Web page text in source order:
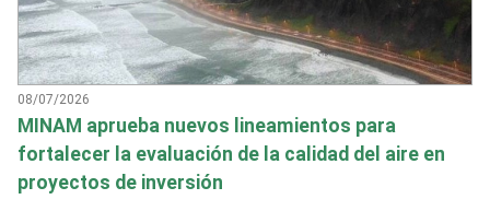
08/07/2026
MINAM aprueba nuevos lineamientos para
fortalecer la evaluación de la calidad del aire en
proyectos de inversión